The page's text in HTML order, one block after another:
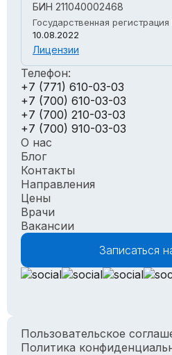
БИН 211040002468
Государственная регистрация
10.08.2022
Лицензии
Телефон:
+7 (771) 610-03-03
+7 (700) 610-03-03
+7 (700) 210-03-03
+7 (700) 910-03-03
О нас
Блог
Контакты
Направления
Цены
Врачи
Вакансии
Записаться
Пользовательское
Политика